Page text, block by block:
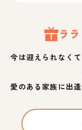
ララ
今は迎えられなく
愛のある家族に出